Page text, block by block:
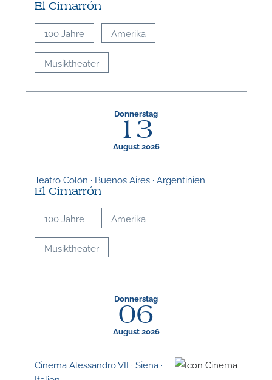
El Cimarrón
100 Jahre Amerika
Musiktheater
Donnerstag
13
August 2026
Teatro Colón · Buenos Aires · Argentinien
El Cimarrón
100 Jahre Amerika
Musiktheater
Donnerstag
06
August 2026
Cinema Alessandro VII · Siena ·